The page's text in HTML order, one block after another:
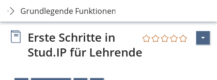
Grundlegende Funktionen
Erste Schritte in
Stud.IP für Lehrende